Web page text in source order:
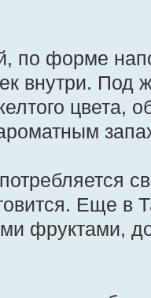
по форме
внутри. Под
цвета,
Еще в
фруктами,